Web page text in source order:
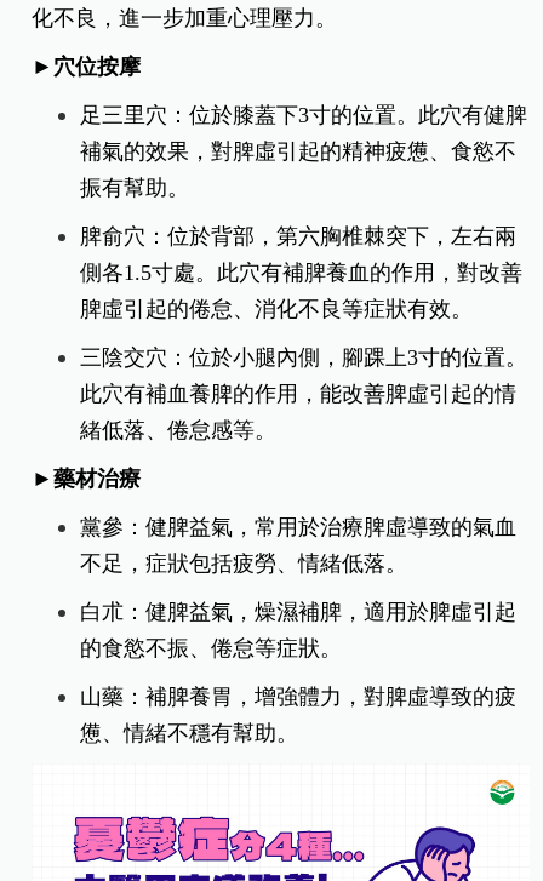
化不良，進一步加重心理壓力。
►穴位按摩
足三里穴：位於膝蓋下3寸的位置。此穴有健脾
補氣的效果，對脾虛引起的精神疲憊、食慾不
振有幫助。
脾俞穴：位於背部，第六胸椎棘突下，左右兩
側各1.5寸處。此穴有補脾養血的作用，對改善
脾虛引起的倦怠、消化不良等症狀有效。
三陰交穴：位於小腿內側，腳踝上3寸的位置。
此穴有補血養脾的作用，能改善脾虛引起的情
緒低落、倦怠感等。
►藥材治療
黨參：健脾益氣，常用於治療脾虛導致的氣血
不足，症狀包括疲勞、情緒低落。
白朮：健脾益氣，燥濕補脾，適用於脾虛引起
的食慾不振、倦怠等症狀。
山藥：補脾養胃，增強體力，對脾虛導致的疲
憊、情緒不穩有幫助。